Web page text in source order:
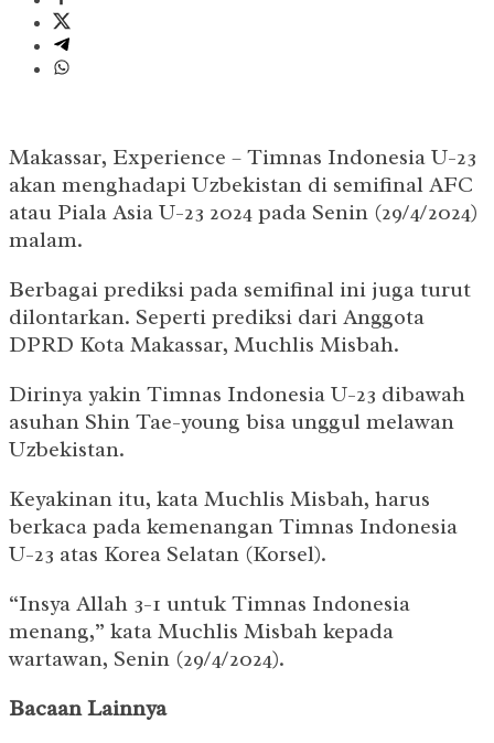
Makassar, Experience – Timnas Indonesia U-23
akan menghadapi Uzbekistan di semifinal AFC
atau Piala Asia U-23 2024 pada Senin (29/4/2024)
malam.
Berbagai prediksi pada semifinal ini juga turut
dilontarkan. Seperti prediksi dari Anggota
DPRD Kota Makassar, Muchlis Misbah.
Dirinya yakin Timnas Indonesia U-23 dibawah
asuhan Shin Tae-young bisa unggul melawan
Uzbekistan.
Keyakinan itu, kata Muchlis Misbah, harus
berkaca pada kemenangan Timnas Indonesia
U-23 atas Korea Selatan (Korsel).
“Insya Allah 3-1 untuk Timnas Indonesia
menang,” kata Muchlis Misbah kepada
wartawan, Senin (29/4/2024).
Bacaan Lainnya